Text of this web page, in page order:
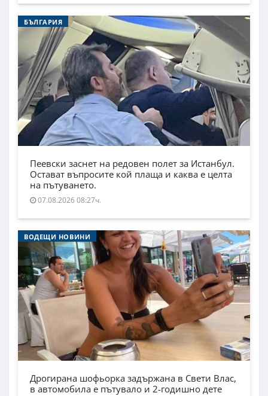
БЪЛГАРИЯ
Пеевски заснет на редовен полет за Истанбул.
Остават въпросите кой плаща и каква е целта
на пътуването.
07.08.2026 08:27ч.
ВОДЕЩИ НОВИНИ
Дрогирана шофьорка задържана в Свети Влас,
в автомобила е пътувало и 2-годишно дете